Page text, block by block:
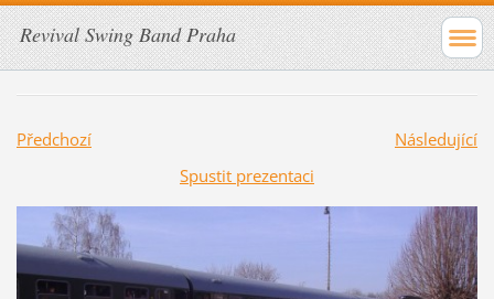
Revival Swing Band Praha
Předchozí
Následující
Spustit prezentaci